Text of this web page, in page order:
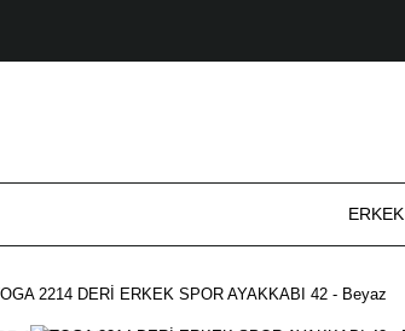
ERKEK
2214 DERİ ERKEK SPOR AYAKKABI 42 - Beyaz